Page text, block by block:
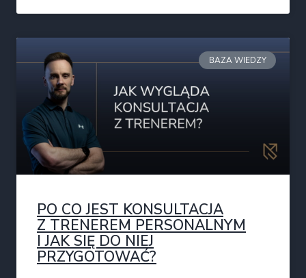
BAZA WIEDZY
PO CO JEST KONSULTACJA
Z TRENEREM PERSONALNYM
I JAK SIĘ DO NIEJ
PRZYGOTOWAĆ?